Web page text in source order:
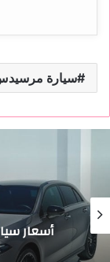
سيارة
أسعار